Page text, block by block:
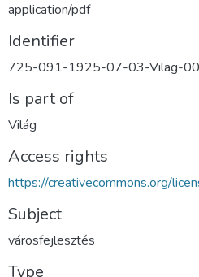
application/pdf
Identifier
725-091-1925-07-03-Vilag-
Is part of
Világ
Access rights
https://creativecommons.org/
Subject
városfejlesztés
Type